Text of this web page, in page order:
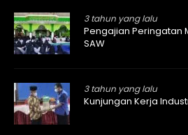
3 tahun yang lalu
Pengajian Peringatan
SAW
3 tahun yang lalu
Kunjungan Kerja